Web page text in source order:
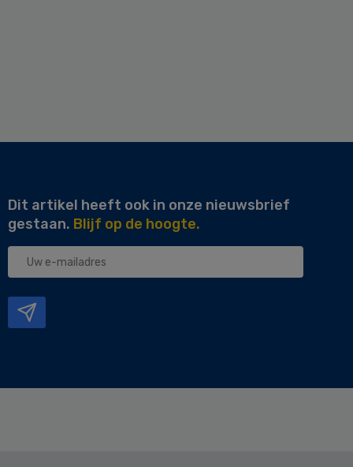
Dit artikel heeft ook in onze nieuwsbrief
gestaan. Blijf op de hoogte.
Uw